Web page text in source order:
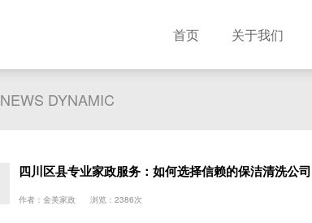
首页 关于我们
NEWS DYNAMIC
四川区县专业家政服务：如何选择信赖的保洁清洗公司
作者：金美家政 浏览：2386次